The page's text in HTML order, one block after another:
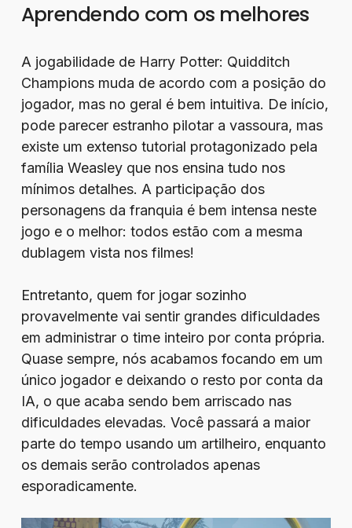
Aprendendo com os melhores
A jogabilidade de Harry Potter: Quidditch
Champions muda de acordo com a posição do
jogador, mas no geral é bem intuitiva. De início,
pode parecer estranho pilotar a vassoura, mas
existe um extenso tutorial protagonizado pela
família Weasley que nos ensina tudo nos
mínimos detalhes. A participação dos
personagens da franquia é bem intensa neste
jogo e o melhor: todos estão com a mesma
dublagem vista nos filmes!
Entretanto, quem for jogar sozinho
provavelmente vai sentir grandes dificuldades
em administrar o time inteiro por conta própria.
Quase sempre, nós acabamos focando em um
único jogador e deixando o resto por conta da
IA, o que acaba sendo bem arriscado nas
dificuldades elevadas. Você passará a maior
parte do tempo usando um artilheiro, enquanto
os demais serão controlados apenas
esporadicamente.